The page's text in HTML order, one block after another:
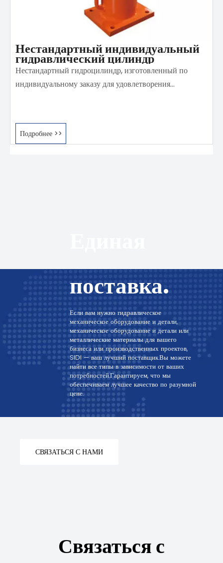
Нестандартный индивидуальный
гидравлический цилиндр
Нестандартный гидроцилиндр, изготовленный по
индивидуальному заказу для удовлетворения
обработку поверхности, специальную конструкцию,
настройку формы и размера масляного порта,
Подробнее >>
поставка.
Если вам нужно гидравлическое
механическое оборудование и детали,
механическое оборудование и детали или
металлические материалы для вашего
бизнеса или производственных проектов,
SIDI — ваш лучший поставщик.Вы можете
найти все типы в зависимости от ваших
потребностей.Гарантируем, что мы
обеспечиваем лучшее качество по разумной
цене.
СВЯЗАТЬСЯ С НАМИ
Связаться с